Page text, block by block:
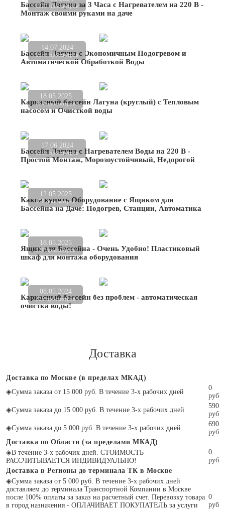
1222 просмотров
Бассейн Лагуна за 3 Часа с Нагревателем на 220 В -
Монтаж своими руками на даче
14.07.2024
1376 просмотров
Бассейн Лагуна с Экономичным Подогревом и
Автоматической Обработкой Воды
18.05.2025
664 просмотров
Каркасный бассейн Лагуна (круглый) с Тепловым
насосом и Очисткой воды
17.06.2024
1296 просмотров
Бассейн Лагуна с Нагревателем Воды на 220 В -
Простой Монтаж, Морозоустойчивый, Недорогой
12.05.2025
458 просмотров
Какое купить Оборудование с Ящиком для
Бассейна на Даче: Подогрев, Станции, Автоматика
18.05.2025
330 просмотров
Ящик для Бассейна - Очень Удобно! Пластиковый
шкаф для монтажа оборудования
08.05.2024
535 просмотров
Каркасный бассейн без проблем - автоматическая
очистка воды!
Доставка
Доставка по Москве (в пределах МКАД)
◈Сумма заказа от 15 000 руб. В течение 3-х рабочих дней
0
руб
◈Сумма заказа до 15 000 руб. В течение 3-х рабочих дней
590
руб
◈Сумма заказа до 5 000 руб. В течение 3-х рабочих дней
690
руб
Доставка по Области (за пределами МКАД)
◈В течение 3-х рабочих дней. СТОИМОСТЬ
РАССЧИТЫВАЕТСЯ ИНДИВИДУАЛЬНО!
0
руб
Доставка в Регионы до терминала ТК в Москве
◈Сумма заказа от 5 000 руб. В течение 3-х рабочих дней
доставляем до терминала Транспортной Компании в Москве
после 100% оплаты за заказ на расчетный счет. Перевозку товара
в город назначения - ОПЛАЧИВАЕТ ПОКУПАТЕЛЬ за услуги
0
руб